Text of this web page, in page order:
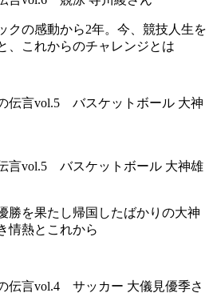
クの感動から2年。今、競技人生を
、これからのチャレンジとは
言vol.5 バスケットボール 大神雄
勝を果たし帰国したばかりの大神
情熱とこれから